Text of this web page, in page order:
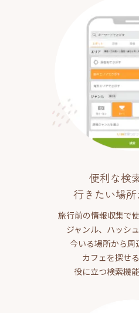
便利な検
行きたい場
旅行前の情報収集で
ジャンル、ハッシ
今いる場所から周
カフェを探せ
役に立つ検索機